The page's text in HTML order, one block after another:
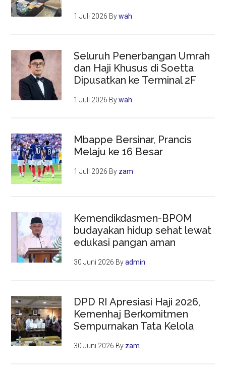
1 Juli 2026 Bywah
Seluruh Penerbangan Umrah
dan Haji Khusus di Soetta
Dipusatkan ke Terminal 2F
1 Juli 2026 Bywah
Mbappe Bersinar, Prancis
Melaju ke 16 Besar
1 Juli 2026 By zam
Kemendikdasmen-BPOM
budayakan hidup sehat lewat
edukasi pangan aman
30 Juni 2026 Byadmin
DPD RI Apresiasi Haji 2026,
Kemenhaj Berkomitmen
Sempurnakan Tata Kelola
30 Juni 2026 By zam